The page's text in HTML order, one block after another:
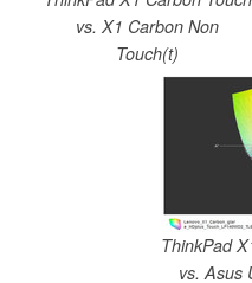
vs. X1 Carbon Non
Touch(t)
ThinkPad
vs. Asus